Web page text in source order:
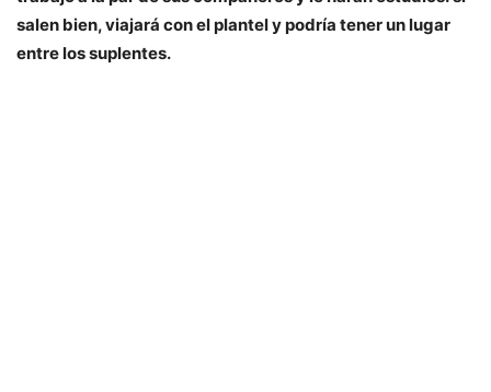
salen bien, viajará con el plantel y podría tener un lugar
entre los suplentes.